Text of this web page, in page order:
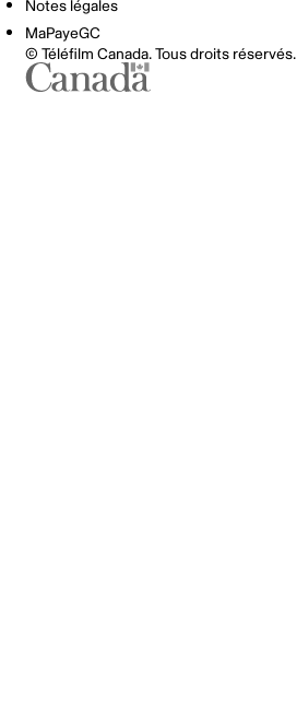
Notes légales
MaPayeGC
© Téléfilm Canada. Tous droits réservés.